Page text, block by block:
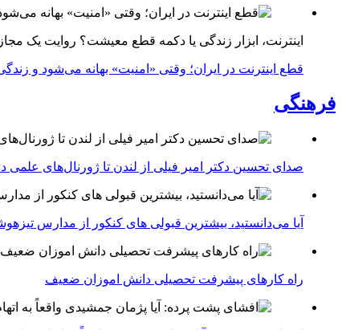
اینترنت، ابزار زندگی یا دکمه قطع معیشت؟ روایت یک
قطع اینترنت در ایران؛ وقتی «امنیت» بهانه می‌شود و
فرهنگی
صدای تحسین دکتر امیر فیلی از لندن تا ژورنال‌های علمی
آیا می‌دانستید، بیشترین قبولی های کنکور از مدارس
راه کارهای پیشرفت تحصیلی دانش اموزان ضعیف